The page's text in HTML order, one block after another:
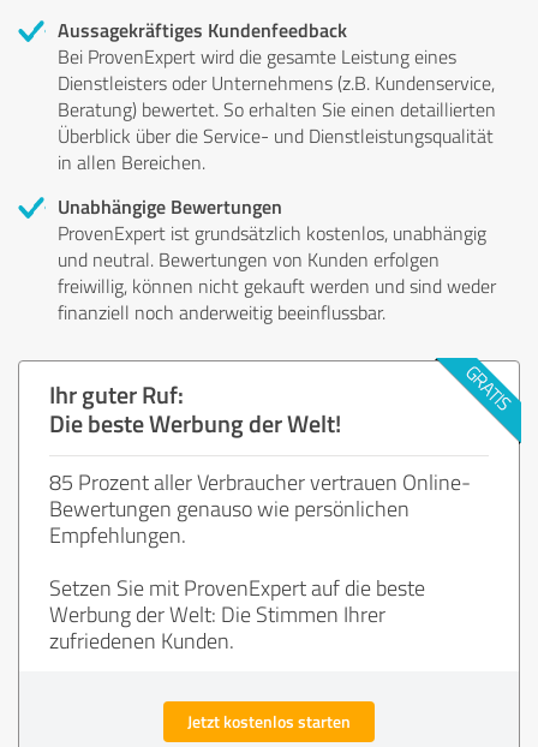
Aussagekräftiges Kundenfeedback
Bei ProvenExpert wird die gesamte Leistung eines
Dienstleisters oder Unternehmens (z.B. Kundenservice,
Beratung) bewertet. So erhalten Sie einen detaillierten
Überblick über die Service- und Dienstleistungsqualität
in allen Bereichen.
Unabhängige Bewertungen
ProvenExpert ist grundsätzlich kostenlos, unabhängig
und neutral. Bewertungen von Kunden erfolgen
freiwillig, können nicht gekauft werden und sind weder
finanziell noch anderweitig beeinflussbar.
Ihr guter Ruf:
Die beste Werbung der Welt!
85 Prozent aller Verbraucher vertrauen Online-
Bewertungen genauso wie persönlichen
Empfehlungen.
Setzen Sie mit ProvenExpert auf die beste
Werbung der Welt: Die Stimmen Ihrer
zufriedenen Kunden.
Jetzt kostenlos starten